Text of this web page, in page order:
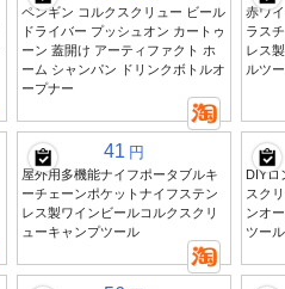
ペンギン コルクスクリュー ビール
ドライバー プッシュオン カートゥ
ーン 蓋開け アーティファクト ホ
ーム シャンパン ドリンクボトルオ
ープナー
赤ワ
ラス
レス
ルツ
41 円
屋外用多機能ナイフポータブルキ
ーチェーンポケットナイフステン
レス製ワインビールコルクスクリ
ューキャンプツール
DIYロ
スク
ンオ
ツー